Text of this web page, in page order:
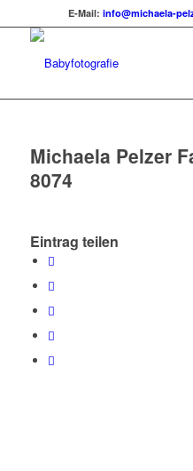
E-Mail:info@michaela-
Michaela Pelzer
8074
Eintrag teilen